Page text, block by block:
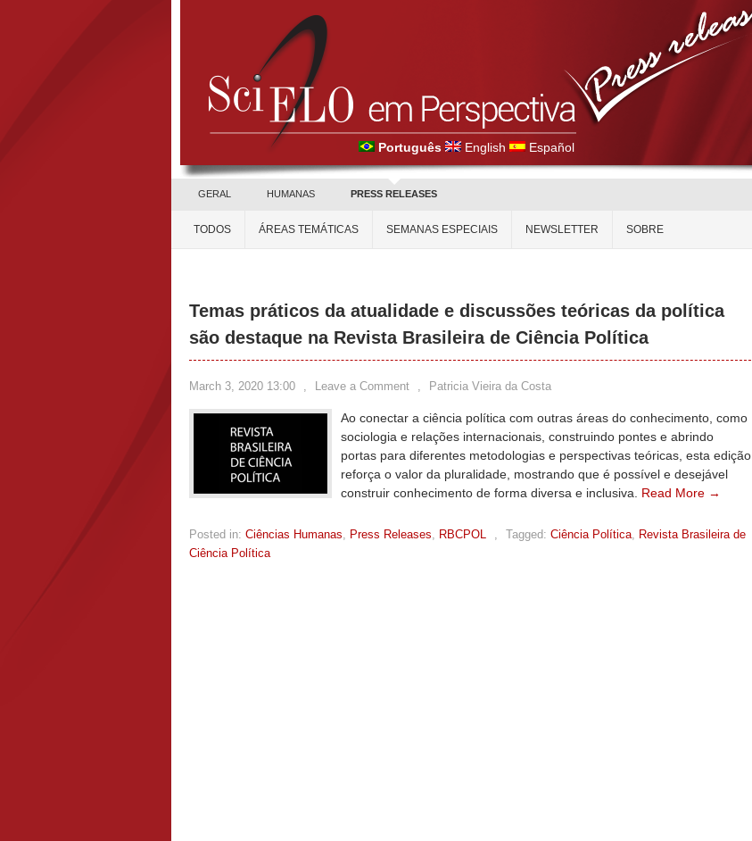
Português English Español
GERAL HUMANAS PRESS RELEASES
TODOS ÁREAS TEMÁTICAS SEMANAS ESPECIAIS NEWSLETTER SOBRE
Temas práticos da atualidade e discussões teóricas da política
são destaque na Revista Brasileira de Ciência Política
March 3, 2020 13:00 , Leave a Comment , Patricia Vieira da Costa
Ao conectar a ciência política com outras áreas do conhecimento, como
sociologia e relações internacionais, construindo pontes e abrindo
portas para diferentes metodologias e perspectivas teóricas, esta edição
reforça o valor da pluralidade, mostrando que é possível e desejável
construir conhecimento de forma diversa e inclusiva. Read More →
Posted in: Ciências Humanas, Press Releases, RBCPOL , Tagged: Ciência Política, Revista Brasileira de
Ciência Política